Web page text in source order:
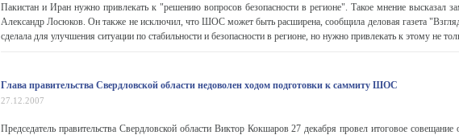
Пакистан и Иран нужно привлекать к "решению вопросов безопасности в регионе". Такое мнение
Александр Лосюков. Он также не исключил, что ШОС может быть расширена, сообщила деловая газета
сделала для улучшения ситуации по стабильности и безопасности в регионе, но нужно привлекать к этому не
Глава правительства Свердловской области недоволен ходом подготовки к саммиту ШОС
27.12.2007
Председатель правительства Свердловской области Виктор Кокшаров 27 декабря провел итоговое совещание